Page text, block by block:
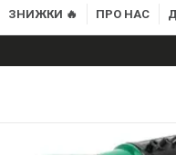
ЗНИЖКИ 🔥 ПРО НАС